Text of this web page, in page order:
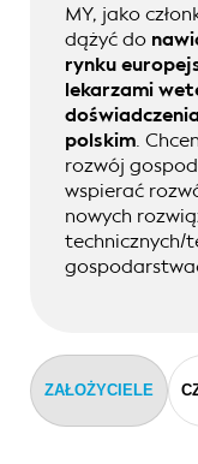
MY, jako
dążyć do
rynku
lekarzami
polskim.
rozwój
wspierać
nowych
technicznych/
ZAŁOŻYCIELE